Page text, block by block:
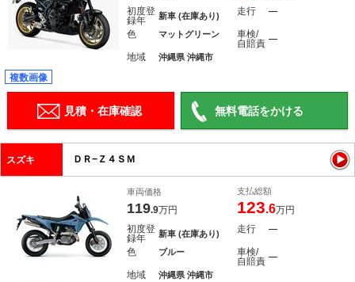
初度登
録年
新車 (在庫あり) 走行 ―
色 マットグリーン
車検/
自賠責 ―
地域 沖縄県 沖縄市
複数画像
見積・在庫確認 無料電話をかける
スズキ ＤＲ−Ｚ４ＳＭ
車両価格
119.9万円
支払総額
123.6万円
初度登
録年
新車 (在庫あり) 走行 ―
色 ブルー
車検/
自賠責 ―
地域 沖縄県 沖縄市